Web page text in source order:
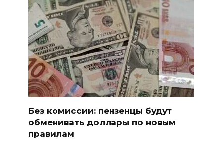
Без комиссии: пензенцы будут
обменивать доллары по новым
правилам